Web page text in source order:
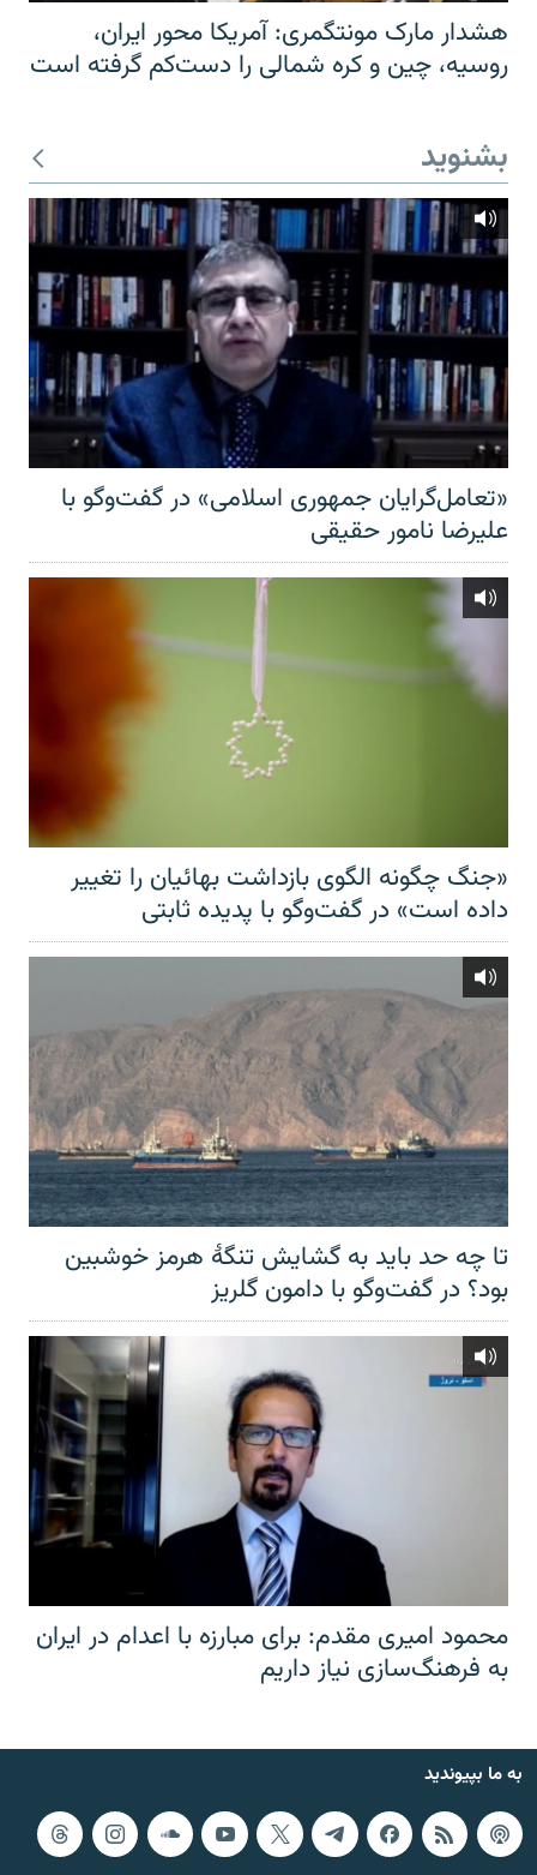
هشدار مارک مونتگمری: آمریکا محور ایران،
روسیه، چین و کره شمالی را دست‌کم گرفته است
بشنوید
«تعامل‌گرایان جمهوری اسلامی» در گفت‌وگو با
علیرضا نامور حقیقی
«جنگ چگونه الگوی بازداشت بهائیان را تغییر
داده است» در گفت‌وگو با پدیده ثابتی
تا چه حد باید به گشایش تنگهٔ هرمز خوشبین
بود؟ در گفت‌وگو با دامون گلریز
محمود امیری مقدم: برای مبارزه با اعدام در ایران
به فرهنگ‌سازی نیاز داریم
به ما بپیوندید